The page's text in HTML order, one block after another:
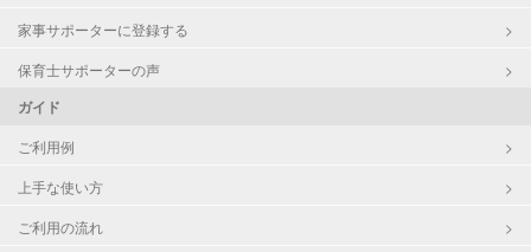
家事サポーターに登録する
保育士サポーターの声
ガイド
ご利用例
上手な使い方
ご利用の流れ